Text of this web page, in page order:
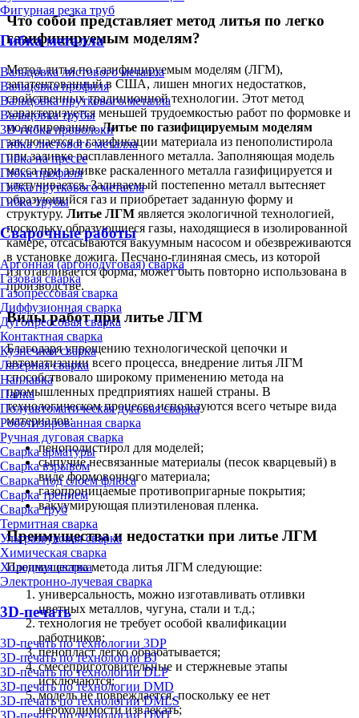
Фигурная резка труб
Гибка металла
Вальцовка листового металла
Вальцовка профиля
Вальцовка пруткового металла
Вальцовка трубы
3D-гибка проволоки
Гибка листового металла
Гибка на прессе
Гибка профиля
Гибка пруткового металла
Гибка трубы
Сварочные работы
Аргонная (аргонодуговая) сварка
Газовая сварка
Газопрессовая сварка
Диффузионная сварка
Дугопрессовая сварка
Контактная сварка
Кузнечная сварка
Лазерная сварка
Наплавка
Пайка
Полуавтоматическая дуговая сварка
Роботизированная сварка
Ручная дуговая сварка
Сварка арматуры
Сварка взрывом
Сварка под слоем флюса
Сварка трением
Сварка труб
Термитная сварка
Ультразвуковая сварка
Химическая сварка
Холодная сварка
Электронно-лучевая сварка
3D-печать
3D-печать по технологии 3DP
3D-печать по технологии BJ
3D-печать по технологии DLP
3D-печать по технологии DMD
3D-печать по технологии DMLS
3D-печать по технологии DMT
Что собой представляет метод литья по легко
газифицируемым моделям?
Метод литья по газифицируемым моделям (ЛГМ),
запатентованный в США, лишен многих недостатков,
свойственных традиционной технологии. Этот метод
характеризуется меньшей трудоемкостью работ по формовке и
моделированию.Литье по газифицируемым моделям
заключается в газификации материала из пенополистирола
при заливке расплавленного металла. Заполняющая модель
масса при заливке раскаленного металла газифицируется и
улетучивается. Заливаемый постепенно металл вытесняет
образующийся газ и приобретает заданную форму и
структуру. Литье ЛГМ является экологичной технологией,
поскольку образующиеся газы, находящиеся в изолированной
камере, отсасываются вакуумным насосом и обезвреживаются
в установке дожига. Песчано-глиняная смесь, из которой
изготавливается форма, может быть повторно использована в
производстве.
Виды работ при литье ЛГМ
Благодаря упрощению технологической цепочки и
автоматизации всего процесса, внедрение литья ЛГМ
способствовало широкому применению метода на
промышленных предприятиях нашей страны. В
технологическом процессе используются всего четыре вида
материалов:
пенополистирол для моделей;
сыпучие несвязанные материалы (песок кварцевый) в
виде формовочного материала;
газопроницаемые противопригарные покрытия;
вакуумирующая плиэтиленовая пленка.
Преимущества и недостатки при литье ЛГМ
Преимущества метода литья ЛГМ следующие:
универсальность, можно изготавливать отливки
цветных металлов, чугуна, стали и т.д.;
технология не требует особой квалификации
работников;
пенопласт легко обрабатывается;
смесеприготовительные и стержневые этапы
исключаются;
модель не повреждается, поскольку ее нет
необходимости извлекать;